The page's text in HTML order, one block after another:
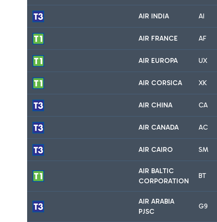
AIR INDIA AI
AIR FRANCE AF
AIR EUROPA UX
AIR CORSICA XK
AIR CHINA CA
AIR CANADA AC
AIR CAIRO SM
AIR BALTIC
CORPORATION
BT
AIR ARABIA
PJSC
G9